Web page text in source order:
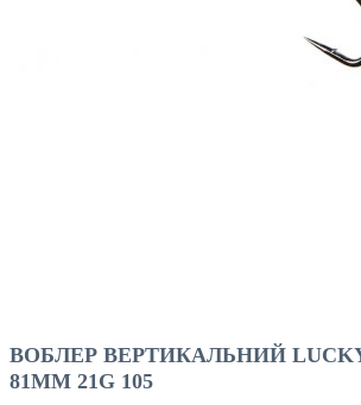
ВОБЛЕР ВЕРТИКАЛЬНИЙ LUCKY
81MM 21G 105